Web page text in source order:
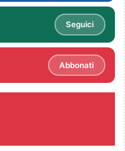
Seguici
Abbonati